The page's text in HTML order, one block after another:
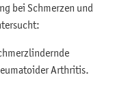
bei Schmerzen und
Arthritis.